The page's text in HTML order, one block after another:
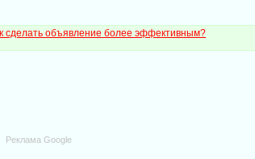
сделать объявление более эффективным?
Реклама Google